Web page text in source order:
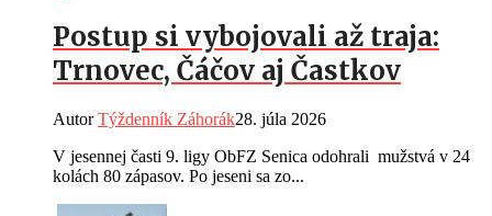
Postup si vybojovali až traja:
Trnovec, Čáčov aj Častkov
AutorTýždenník Záhorák28. júla 2026
V jesennej časti 9. ligy ObFZ Senica odohrali mužstvá v 24
kolách 80 zápasov. Po jeseni sa zo...